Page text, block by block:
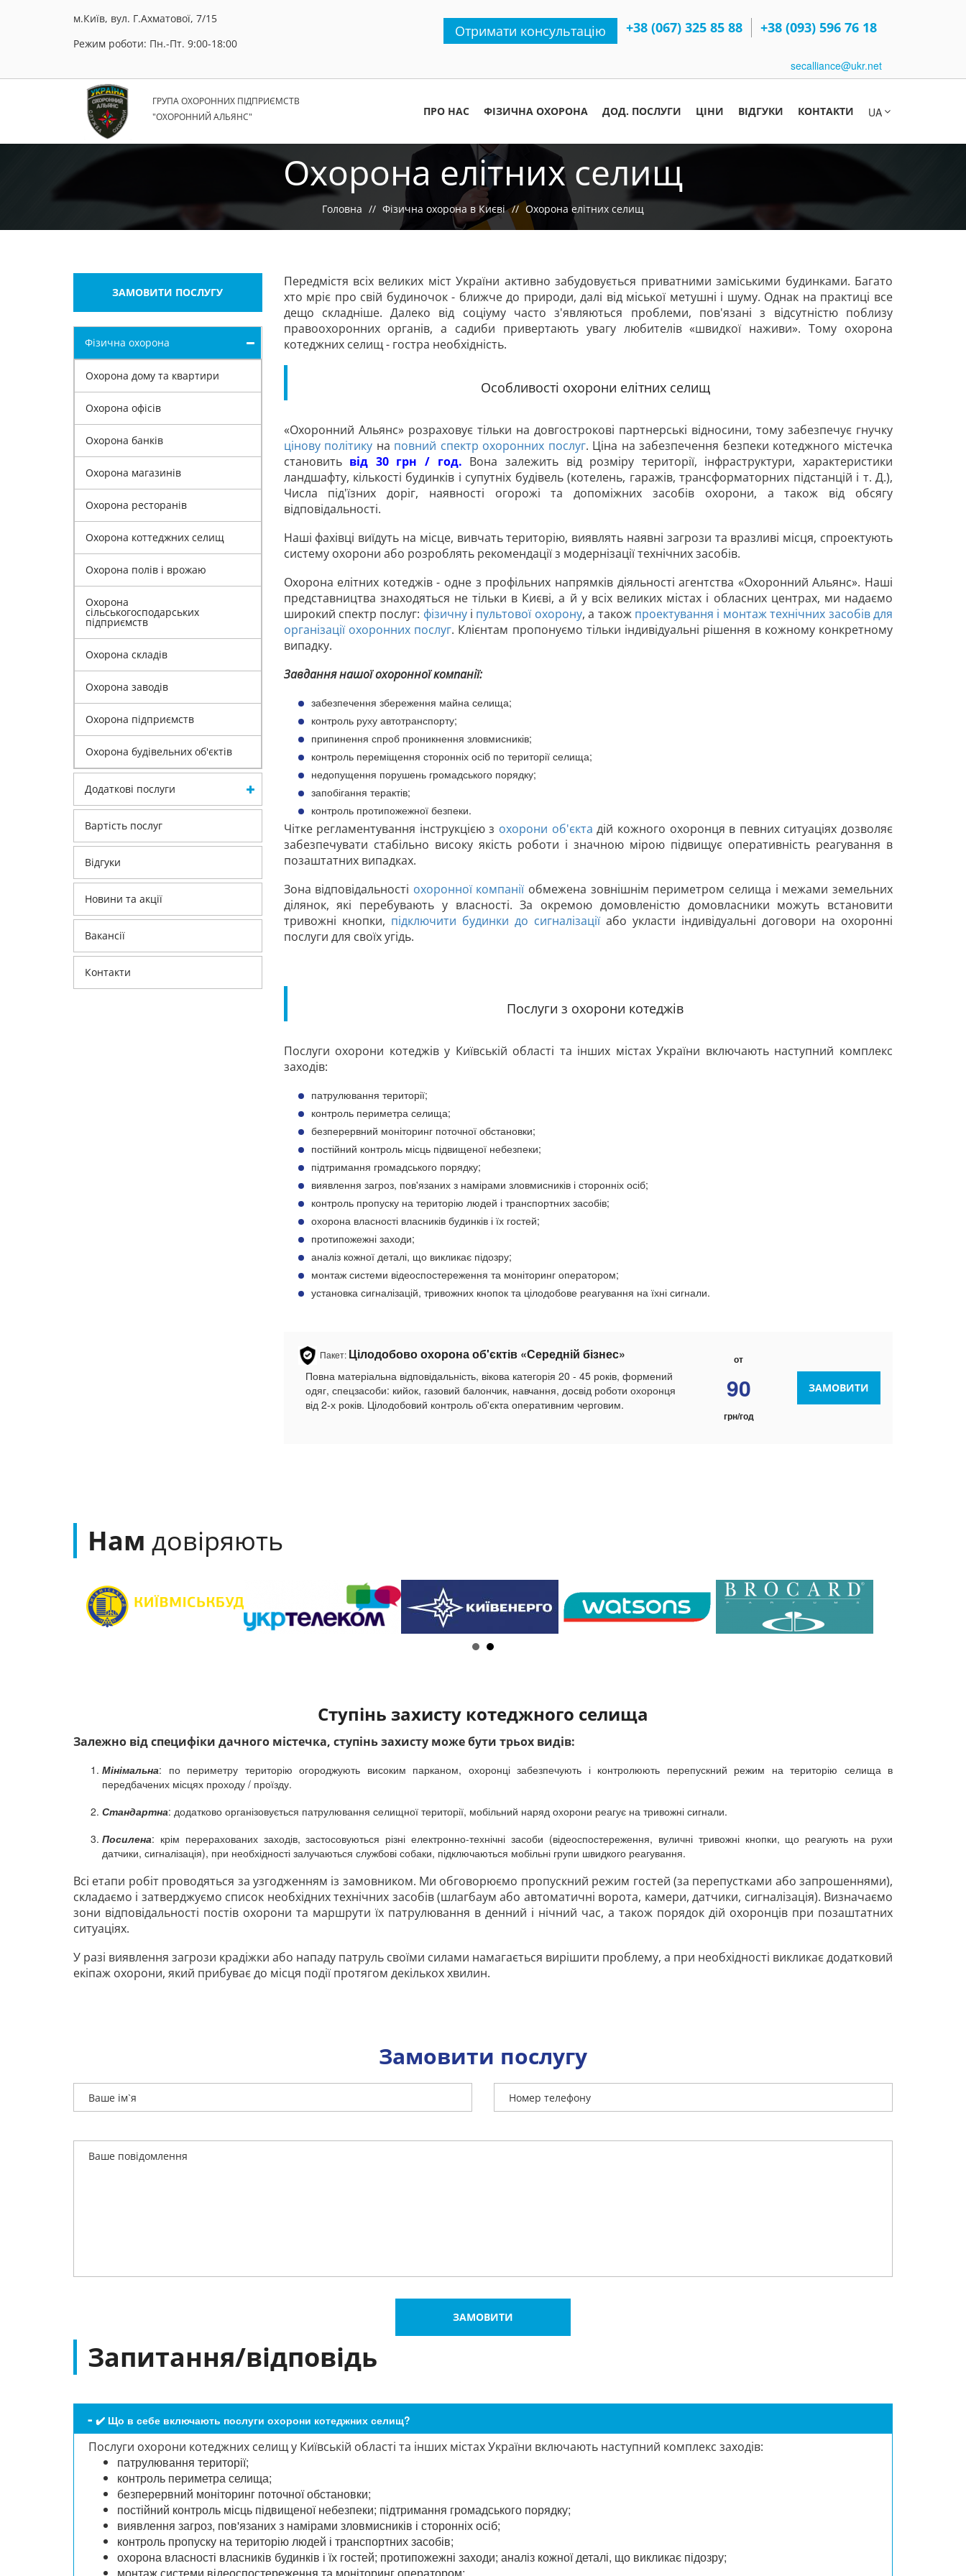
м.Київ, вул. Г.Ахматової, 7/15
Режим роботи: Пн.-Пт. 9:00-18:00
+38 (067) 325 85 88 +38 (093) 596 76 18
Отримати консультацію
secalliance@ukr.net
ГРУПА ОХОРОННИХ ПІДПРИЄМСТВ
"ОХОРОННИЙ АЛЬЯНС"
UA
ПРО НАС ФІЗИЧНА ОХОРОНА ДОД. ПОСЛУГИ ЦІНИ ВІДГУКИ КОНТАКТИ
Охорона елітних селищ
Головна Фізична охорона в Києві Охорона елітних селищ
ЗАМОВИТИ ПОСЛУГУ
Фізична охорона
Охорона дому та квартири
Охорона офісів
Охорона банків
Охорона магазинів
Охорона ресторанів
Охорона коттеджних селищ
Охорона полів і врожаю
Охорона
сільськогосподарських
підприємств
Охорона складів
Охорона заводів
Охорона підприємств
Охорона будівельних об'єктів
Додаткові послуги
Вартість послуг
Відгуки
Новини та акції
Вакансії
Контакти
Передмістя всіх великих міст України активно забудовується приватними заміськими будинками. Багато
хто мріє про свій будиночок - ближче до природи, далі від міської метушні і шуму. Однак на практиці все
дещо складніше. Далеко від соціуму часто з'являються проблеми, пов'язані з відсутністю поблизу
правоохоронних органів, а садиби привертають увагу любителів «швидкої наживи». Тому охорона
котеджних селищ - гостра необхідність.
Особливості охорони елітних селищ
«Охоронний Альянс» розраховує тільки на довгострокові партнерські відносини, тому забезпечує гнучку
цінову політику на повний спектр охоронних послуг. Ціна на забезпечення безпеки котеджного містечка
становить від 30 грн / год. Вона залежить від розміру території, інфраструктури, характеристики
ландшафту, кількості будинків і супутніх будівель (котелень, гаражів, трансформаторних підстанцій і т. Д.),
Числа під'їзних доріг, наявності огорожі та допоміжних засобів охорони, а також від обсягу
відповідальності.
Наші фахівці виїдуть на місце, вивчать територію, виявлять наявні загрози та вразливі місця, спроектують
систему охорони або розроблять рекомендації з модернізації технічних засобів.
Охорона елітних котеджів - одне з профільних напрямків діяльності агентства «Охоронний Альянс». Наші
представництва знаходяться не тільки в Києві, а й у всіх великих містах і обласних центрах, ми надаємо
широкий спектр послуг: фізичнуі пультової охорону, а також проектування і монтаж технічних засобів для
організації охоронних послуг. Клієнтам пропонуємо тільки індивідуальні рішення в кожному конкретному
випадку.
Завдання нашої охоронної компанії:
забезпечення збереження майна селища;
контроль руху автотранспорту;
припинення спроб проникнення зловмисників;
контроль переміщення сторонніх осіб по території селища;
недопущення порушень громадського порядку;
запобігання терактів;
контроль протипожежної безпеки.
Чітке регламентування інструкцією з охорони об'єкта дій кожного охоронця в певних ситуаціях дозволяє
забезпечувати стабільно високу якість роботи і значною мірою підвищує оперативність реагування в
позаштатних випадках.
Зона відповідальності охоронної компанії обмежена зовнішнім периметром селища і межами земельних
ділянок, які перебувають у власності. За окремою домовленістю домовласники можуть встановити
тривожні кнопки, підключити будинки до сигналізаціїабо укласти індивідуальні договори на охоронні
послуги для своїх угідь.
Послуги з охорони котеджів
Послуги охорони котеджів у Київській області та інших містах України включають наступний комплекс
заходів:
патрулювання території;
контроль периметра селища;
безперервний моніторинг поточної обстановки;
постійний контроль місць підвищеної небезпеки;
підтримання громадського порядку;
виявлення загроз, пов'язаних з намірами зловмисників і сторонніх осіб;
контроль пропуску на територію людей і транспортних засобів;
охорона власності власників будинків і їх гостей;
протипожежні заходи;
аналіз кожної деталі, що викликає підозру;
монтаж системи відеоспостереження та моніторинг оператором;
установка сигналізацій, тривожних кнопок та цілодобове реагування на їхні сигнали.
Пакет: Цілодобово охорона об'єктів «Середній бізнес»
Повна матеріальна відповідальність, вікова категорія 20 - 45 років, формений
одяг, спецзасоби: кийок, газовий балончик, навчання, досвід роботи охоронця
від 2-х років. Цілодобовий контроль об'єкта оперативним черговим.
от
90
грн/год
ЗАМОВИТИ
Нам довіряють
Ступінь захисту котеджного селища
Залежно від специфіки дачного містечка, ступінь захисту може бути трьох видів:
Мінімальна: по периметру територію огороджують високим парканом, охоронці забезпечують і контролюють перепускний режим на територію селища в
передбачених місцях проходу / проїзду.
Стандартна: додатково організовується патрулювання селищної території, мобільний наряд охорони реагує на тривожні сигнали.
Посилена: крім перерахованих заходів, застосовуються різні електронно-технічні засоби (відеоспостереження, вуличні тривожні кнопки, що реагують на рухи
датчики, сигналізація), при необхідності залучаються службові собаки, підключаються мобільні групи швидкого реагування.
Всі етапи робіт проводяться за узгодженням із замовником. Ми обговорюємо пропускний режим гостей (за перепустками або запрошеннями),
складаємо і затверджуємо список необхідних технічних засобів (шлагбаум або автоматичні ворота, камери, датчики, сигналізація). Визначаємо
зони відповідальності постів охорони та маршрути їх патрулювання в денний і нічний час, а також порядок дій охоронців при позаштатних
ситуаціях.
У разі виявлення загрози крадіжки або нападу патруль своїми силами намагається вирішити проблему, а при необхідності викликає додатковий
екіпаж охорони, який прибуває до місця події протягом декількох хвилин.
Замовити послугу
ЗАМОВИТИ
Запитання/відповідь
✔️ Що в себе включають послуги охорони котеджних селищ?
Послуги охорони котеджних селищ у Київській області та інших містах України включають наступний комплекс заходів:
патрулювання території;
контроль периметра селища;
безперервний моніторинг поточної обстановки;
постійний контроль місць підвищеної небезпеки; підтримання громадського порядку;
виявлення загроз, пов'язаних з намірами зловмисників і сторонніх осіб;
контроль пропуску на територію людей і транспортних засобів;
охорона власності власників будинків і їх гостей; протипожежні заходи; аналіз кожної деталі, що викликає підозру;